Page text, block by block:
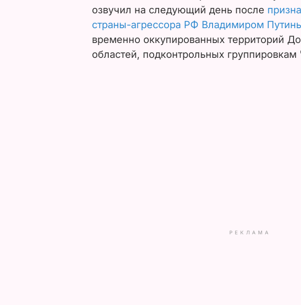
озвучил на следующий день после
страны-агрессора РФ Владимиром
временно оккупированных территорий
областей, подконтрольных
РЕКЛАМА